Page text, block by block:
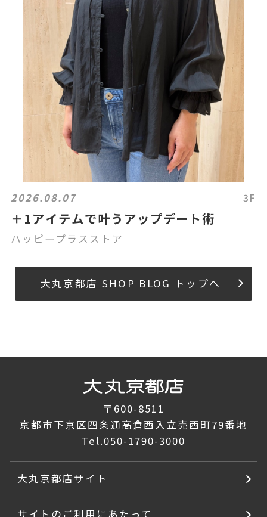
2026.08.07 3F
＋1アイテムで叶うアップデート術
ハッピープラスストア
大丸京都店 SHOP BLOG トップへ
〒600-8511
京都市下京区四条通高倉西入立売西町79番地
Tel.050-1790-3000
大丸京都店サイト
サイトのご利用にあたって